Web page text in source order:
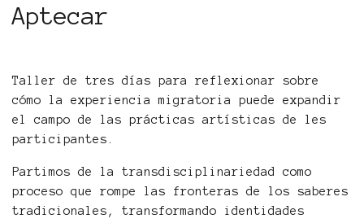
Aptecar
Taller de tres días para reflexionar sobre
cómo la experiencia migratoria puede expandir
el campo de las prácticas artísticas de les
participantes.
Partimos de la transdisciplinariedad como
proceso que rompe las fronteras de los saberes
tradicionales, transformando identidades